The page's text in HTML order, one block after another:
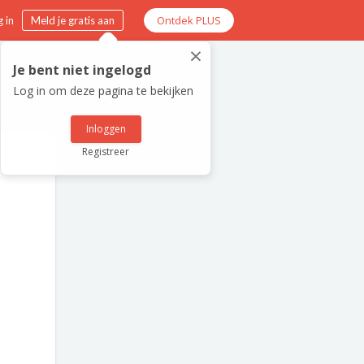
in Meld je gratis aan Ontdek PLUS
×
Je bent niet ingelogd
Log in om deze pagina te bekijken
Inloggen
Registreer